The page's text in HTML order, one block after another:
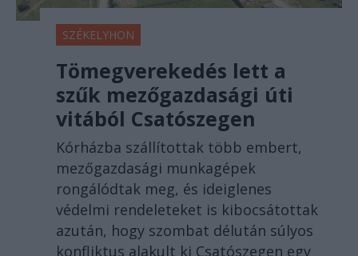
SZÉKELYHON
Tömegverekedés lett a
szűk mezőgazdasági úti
vitából Csatószegen
Kórházba szállítottak több embert,
mezőgazdasági munkagépek
rongálódtak meg, és ideiglenes
védelmi rendeleteket is kibocsátottak
azután, hogy szombat délután súlyos
konfliktus alakult ki Csatószegen egy